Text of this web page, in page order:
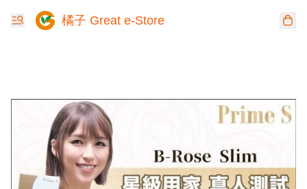
橘子 Great e-Store